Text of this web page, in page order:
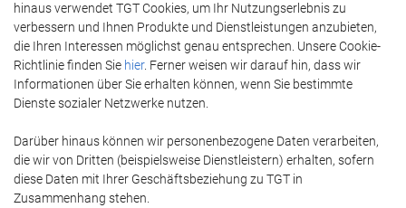
hinaus verwendet TGT Cookies, um Ihr Nutzungserlebnis zu
verbessern und Ihnen Produkte und Dienstleistungen anzubieten,
die Ihren Interessen möglichst genau entsprechen. Unsere Cookie-
Richtlinie finden Sie hier. Ferner weisen wir darauf hin, dass wir
Informationen über Sie erhalten können, wenn Sie bestimmte
Dienste sozialer Netzwerke nutzen.
Darüber hinaus können wir personenbezogene Daten verarbeiten,
die wir von Dritten (beispielsweise Dienstleistern) erhalten, sofern
diese Daten mit Ihrer Geschäftsbeziehung zu TGT in
Zusammenhang stehen.